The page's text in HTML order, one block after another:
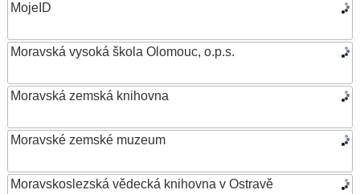
MojeID
Moravská vysoká škola Olomouc, o.p.s.
Moravská zemská knihovna
Moravské zemské muzeum
Moravskoslezská vědecká knihovna v Ostravě